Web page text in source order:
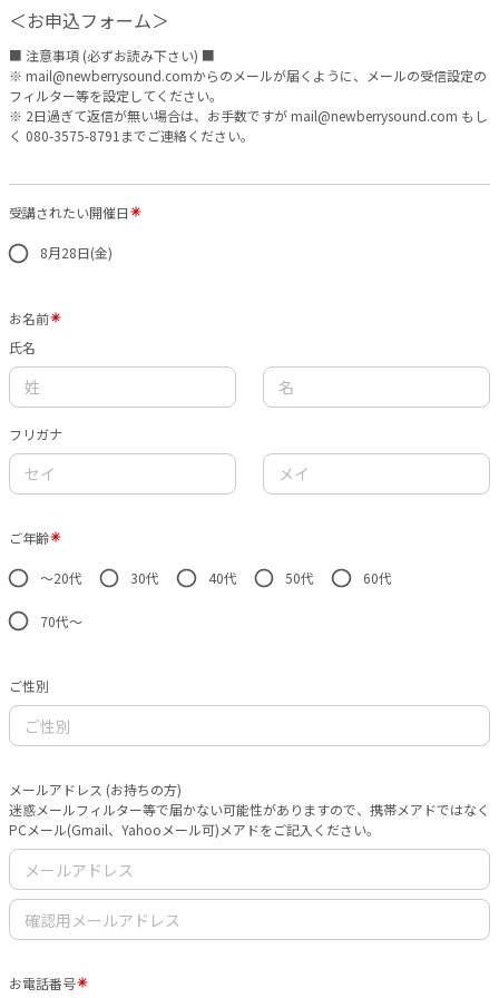
＜お申込フォーム＞
■ 注意事項 (必ずお読み下さい) ■
※ mail@newberrysound.comからのメールが届くように、メールの受信設定の
フィルター等を設定してください。
※ 2日過ぎて返信が無い場合は、お手数ですが mail@newberrysound.com もし
く 080-3575-8791までご連絡ください。
受講されたい開催日
8月28日(金)
お名前
氏名
フリガナ
ご年齢
〜20代 30代 40代 50代 60代
70代〜
ご性別
メールアドレス (お持ちの方)
迷惑メールフィルター等で届かない可能性がありますので、携帯メアドではなく
PCメール(Gmail、Yahooメール可)メアドをご記入ください。
お電話番号